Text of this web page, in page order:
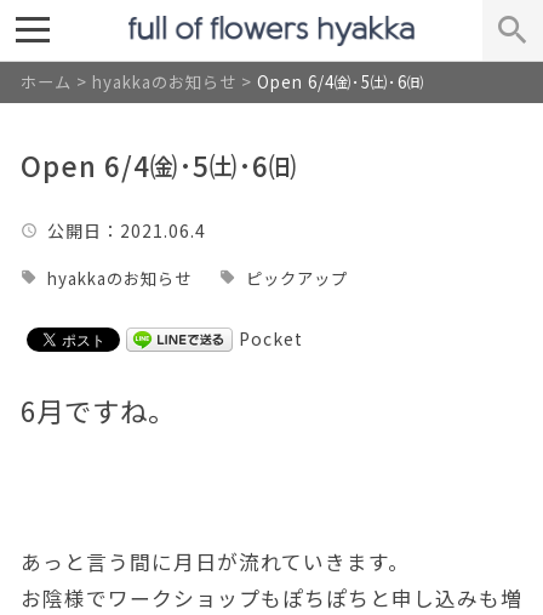
ホーム > hyakkaのお知らせ > Open 6/4㈮･5㈯･6㈰
Open 6/4㈮･5㈯･6㈰
公開日 ：2021.06.4
hyakkaのお知らせ ピックアップ
Pocket
6月ですね。
あっと言う間に月日が流れていきます。
お陰様でワークショップもぽちぽちと申し込みも増